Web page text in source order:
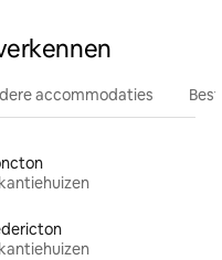
accommodaties